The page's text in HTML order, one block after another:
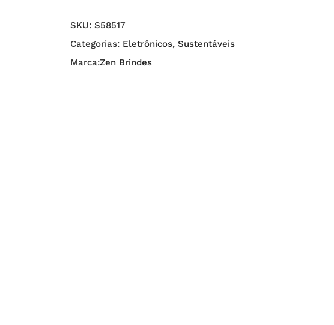
SKU: S58517
Categorias: Eletrônicos, Sustentáveis
Marca:Zen Brindes